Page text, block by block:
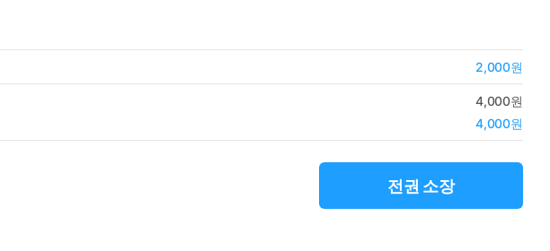
2,000원
4,000원
4,000원
전권 소장